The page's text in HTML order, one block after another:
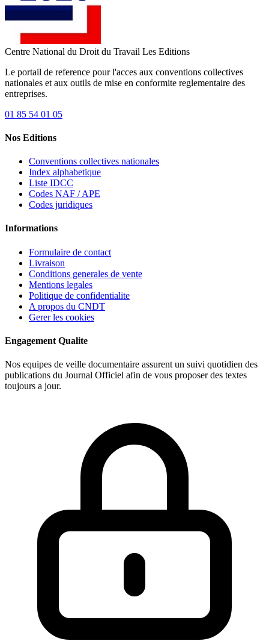
Centre National du Droit du Travail Les Editions
Le portail de reference pour l'acces aux conventions collectives
nationales et aux outils de mise en conformite reglementaire des
entreprises.
01 85 54 01 05
Nos Editions
Conventions collectives nationales
Index alphabetique
Liste IDCC
Codes NAF / APE
Codes juridiques
Informations
Formulaire de contact
Livraison
Conditions generales de vente
Mentions legales
Politique de confidentialite
A propos du CNDT
Gerer les cookies
Engagement Qualite
Nos equipes de veille documentaire assurent un suivi quotidien des
publications du Journal Officiel afin de vous proposer des textes
toujours a jour.